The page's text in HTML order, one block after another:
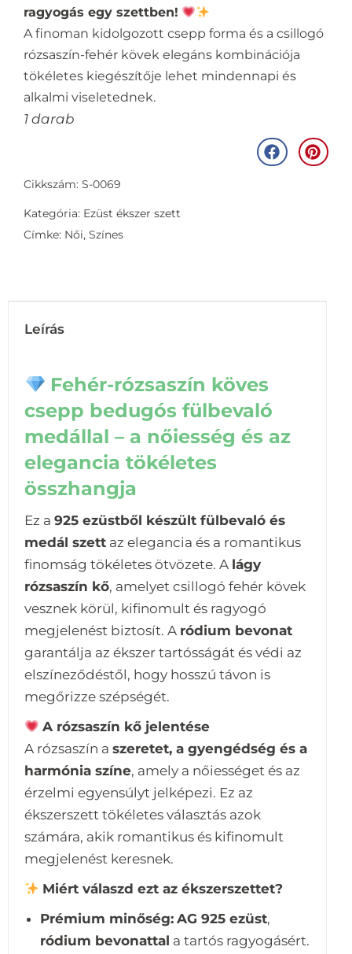
ragyogás egy szettben!
A finoman kidolgozott csepp forma és a csillogó
rózsaszín-fehér kövek elegáns kombinációja
tökéletes kiegészítője lehet mindennapi és
alkalmi viseletednek.
1 darab
Cikkszám: S-0069
Kategória: Ezüst ékszer szett
Címke: Női, Színes
Leírás
Fehér-rózsaszín köves
csepp bedugós fülbevaló
medállal – a nőiesség és az
elegancia tökéletes
összhangja
Ez a 925 ezüstből készült fülbevaló és
medál szett az elegancia és a romantikus
finomság tökéletes ötvözete. A lágy
rózsaszín kő, amelyet csillogó fehér kövek
vesznek körül, kifinomult és ragyogó
megjelenést biztosít. A ródium bevonat
garantálja az ékszer tartósságát és védi az
elszíneződéstől, hogy hosszú távon is
megőrizze szépségét.
A rózsaszín kő jelentése
A rózsaszín a szeretet, a gyengédség és a
harmónia színe, amely a nőiességet és az
érzelmi egyensúlyt jelképezi. Ez az
ékszerszett tökéletes választás azok
számára, akik romantikus és kifinomult
megjelenést keresnek.
Miért válaszd ezt az ékszerszettet?
Prémium minőség: AG 925 ezüst,
ródium bevonattal a tartós ragyogásért.